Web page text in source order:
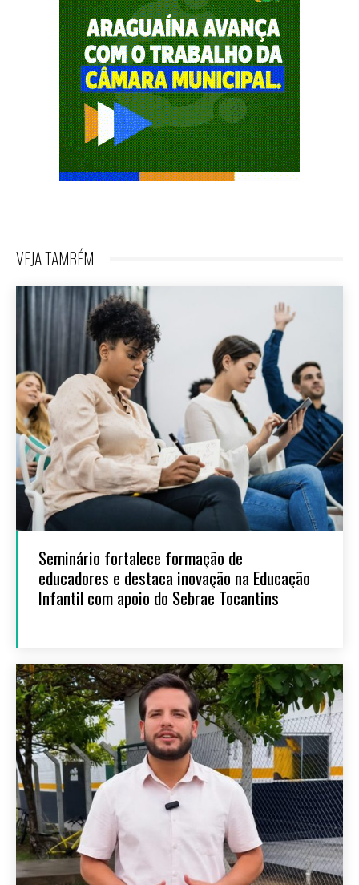
VEJA TAMBÉM
Seminário fortalece formação de
educadores e destaca inovação na Educação
Infantil com apoio do Sebrae Tocantins